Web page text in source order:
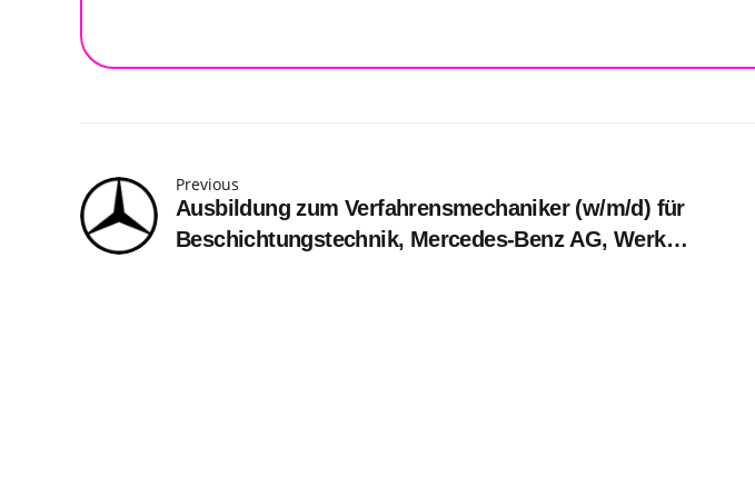
Previous
Ausbildung zum Verfahrensmechaniker (w/m/d) für
Beschichtungstechnik, Mercedes-Benz AG, Werk